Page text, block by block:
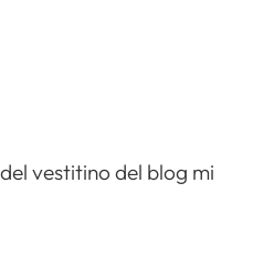
vestitino del blog mi